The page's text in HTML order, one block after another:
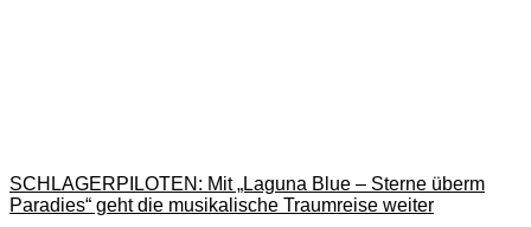
SCHLAGERPILOTEN: Mit „Laguna Blue – Sterne überm
Paradies“ geht die musikalische Traumreise weiter